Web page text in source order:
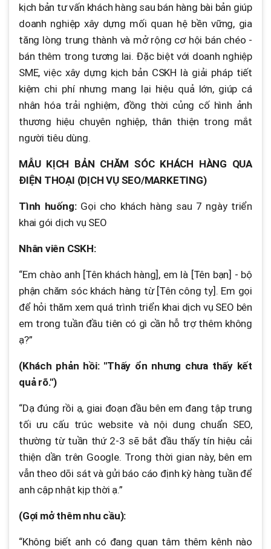
kịch bản tư vấn khách hàng sau bán hàng bài bản giúp
doanh nghiệp xây dựng mối quan hệ bền vững, gia
tăng lòng trung thành và mở rộng cơ hội bán chéo -
bán thêm trong tương lai. Đặc biệt với doanh nghiệp
SME, việc xây dựng kịch bản CSKH là giải pháp tiết
kiệm chi phí nhưng mang lại hiệu quả lớn, giúp cá
nhân hóa trải nghiệm, đồng thời củng cố hình ảnh
thương hiệu chuyên nghiệp, thân thiện trong mắt
người tiêu dùng.
MẪU KỊCH BẢN CHĂM SÓC KHÁCH HÀNG QUA
ĐIỆN THOẠI (DỊCH VỤ SEO/MARKETING)
Tình huống:Gọi cho khách hàng sau 7 ngày triển
khai gói dịch vụ SEO
Nhân viên CSKH:
“Em chào anh [Tên khách hàng], em là [Tên bạn] - bộ
phận chăm sóc khách hàng từ [Tên công ty]. Em gọi
để hỏi thăm xem quá trình triển khai dịch vụ SEO bên
em trong tuần đầu tiên có gì cần hỗ trợ thêm không
ạ?”
(Khách phản hồi: "Thấy ổn nhưng chưa thấy kết
quả rõ.")
“Dạ đúng rồi ạ, giai đoạn đầu bên em đang tập trung
tối ưu cấu trúc website và nội dung chuẩn SEO,
thường từ tuần thứ 2-3 sẽ bắt đầu thấy tín hiệu cải
thiện dần trên Google. Trong thời gian này, bên em
vẫn theo dõi sát và gửi báo cáo định kỳ hàng tuần để
anh cập nhật kịp thời ạ.”
(Gợi mở thêm nhu cầu):
“Không biết anh có đang quan tâm thêm kênh nào